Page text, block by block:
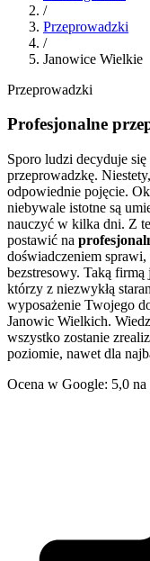
/
Przeprowadzki
/
Janowice Wielkie
Przeprowadzki
Profesjonalne
Sporo ludzi decyduje
przeprowadzkę.
odpowiednie pojęcie.
niebywale istotne są
nauczyć w kilka dni. Z
postawić na
doświadczeniem sprawi,
bezstresowy. Taką firmą
którzy z niezwykłą
wyposażenie Twojego
Janowic Wielkich.
wszystko zostanie
poziomie, nawet dla
Ocena w Google: 5,0